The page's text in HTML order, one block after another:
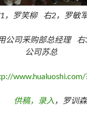
，罗笑柳 右2，罗敏
公司釆购部总经理 右
公司苏总
供稿，录入 ，罗训